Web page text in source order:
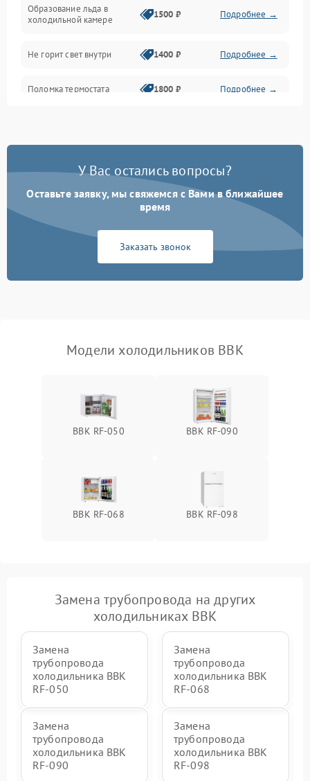
Образование льда в
холодильной камере
1500 ₽ Подробнее →
Не горит свет внутри 1400 ₽ Подробнее →
Поломка термостата 1800 ₽ Подробнее →
Образование конденсата
1800 ₽ Подробнее →
Сбой в работе инвертора
работе
2000 ₽ Подробнее →
У Вас остались вопросы?
Оставьте заявку, мы свяжемся с Вами в ближайшее
время
Заказать звонок
Модели холодильников BBK
BBK RF-050 BBK RF-090
BBK RF-068 BBK RF-098
Замена трубопровода на других
холодильниках BBK
Замена
трубопровода
холодильника BBK
RF-050
Замена
трубопровода
холодильника BBK
RF-068
Замена
трубопровода
холодильника BBK
RF-090
Замена
трубопровода
холодильника BBK
RF-098